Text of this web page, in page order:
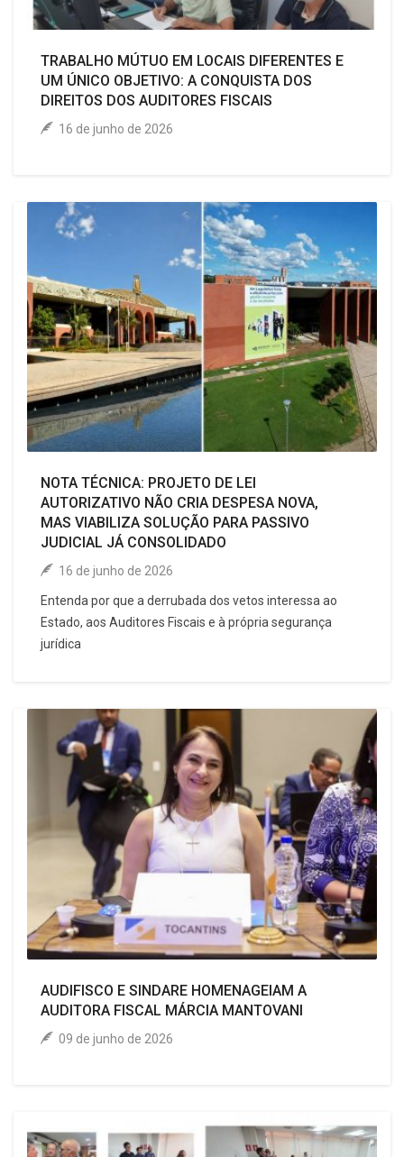
TRABALHO MÚTUO EM LOCAIS DIFERENTES E
UM ÚNICO OBJETIVO: A CONQUISTA DOS
DIREITOS DOS AUDITORES FISCAIS
16 de junho de 2026
NOTA TÉCNICA: PROJETO DE LEI
AUTORIZATIVO NÃO CRIA DESPESA NOVA,
MAS VIABILIZA SOLUÇÃO PARA PASSIVO
JUDICIAL JÁ CONSOLIDADO
16 de junho de 2026
Entenda por que a derrubada dos vetos interessa ao
Estado, aos Auditores Fiscais e à própria segurança
jurídica
AUDIFISCO E SINDARE HOMENAGEIAM A
AUDITORA FISCAL MÁRCIA MANTOVANI
09 de junho de 2026